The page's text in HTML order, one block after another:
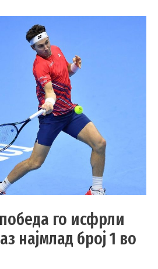
го исфрли
најмлад број 1 во